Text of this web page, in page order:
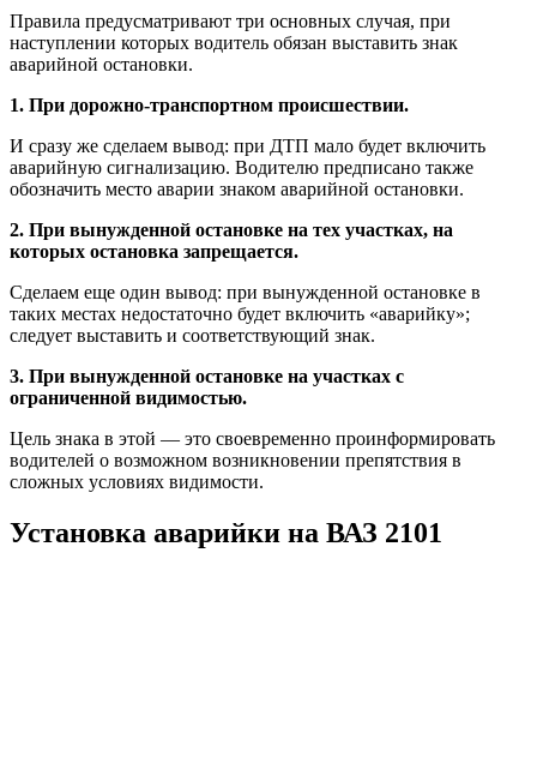
Правила предусматривают три основных случая, при
наступлении которых водитель обязан выставить знак
аварийной остановки.
1. При дорожно-транспортном происшествии.
И сразу же сделаем вывод: при ДТП мало будет включить
аварийную сигнализацию. Водителю предписано также
обозначить место аварии знаком аварийной остановки.
2. При вынужденной остановке на тех участках, на
которых остановка запрещается.
Сделаем еще один вывод: при вынужденной остановке в
таких местах недостаточно будет включить «аварийку»;
следует выставить и соответствующий знак.
3. При вынужденной остановке на участках с
ограниченной видимостью.
Цель знака в этой — это своевременно проинформировать
водителей о возможном возникновении препятствия в
сложных условиях видимости.
Установка аварийки на ВАЗ 2101